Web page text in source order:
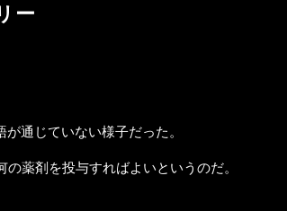
ー
通じていない様子だった。
薬剤を投与すればよいというのだ。